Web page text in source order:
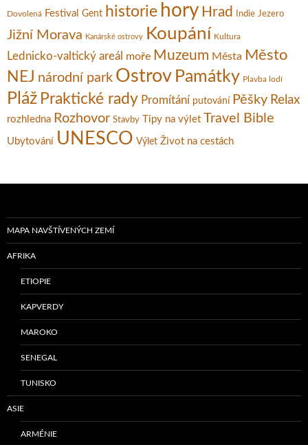
Dovolená Festival Gent historie hory Hrad Indie Jezero
Jižní Morava Kanárské ostrovy Koupání Kultura
Lednicko-valtický areál moře Muzeum Města Město
NEJ národní park Ostrov Památky Plavba lodí
Pláž Praktické rady Promítání putování Pěšky Relax
rozhledna Rozhovor Stavby Tipy na výlet Travel Bible
Ubytování UNESCO Výlet Život na cestách
MAPA NAVŠTÍVENÝCH ZEMÍ
AFRIKA
ETIOPIE
KAPVERDY
MAROKO
SENEGAL
TUNISKO
ASIE
ARMÉNIE